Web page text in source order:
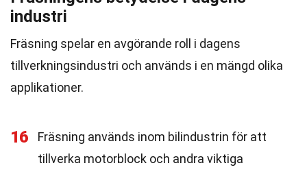
industri
Fräsning spelar en avgörande roll i dagens
tillverkningsindustri och används i en mängd olika
applikationer.
16
Fräsning används inom bilindustrin för att
tillverka motorblock och andra viktiga